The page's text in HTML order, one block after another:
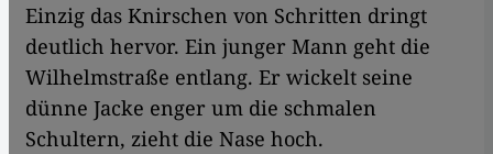
Einzig das Knirschen von Schritten dringt
deutlich hervor. Ein junger Mann geht die
Wilhelmstraße entlang. Er wickelt seine
dünne Jacke enger um die schmalen
Schultern, zieht die Nase hoch.